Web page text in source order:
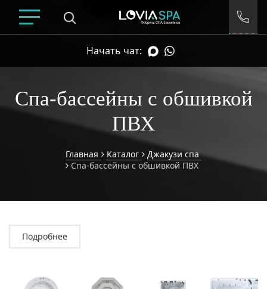
Начать чат:
Спа-бассейны с обшивкой
ПВХ
Главная Каталог
Джакузи спа
Спа-бассейны с обшивкой ПВХ
Умный подбор спа
Все
Подробнее